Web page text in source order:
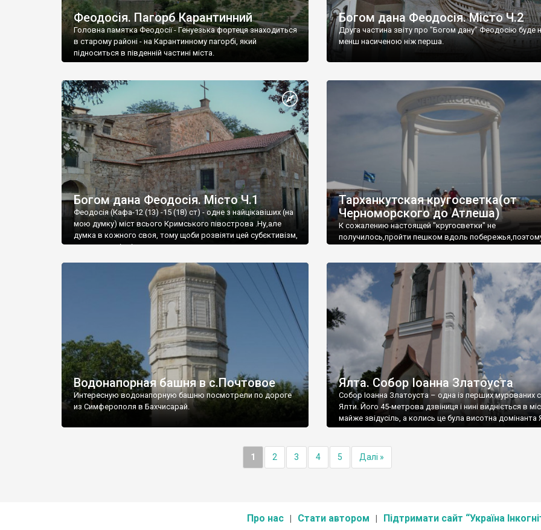
Феодосія. Пагорб Карантинний
Головна памятка Феодосії - Генуезька фортеця знаходиться
в старому районі - на Карантинному пагорбі, який
підноситься в південній частині міста.
Богом дана Феодосія. Місто Ч.2
Друга частина звіту про "Богом дану" Феодосію буде
менш насиченою ніж перша.
Богом дана Феодосія. Місто Ч.1
Феодосія (Кафа-12 (13) -15 (18) ст) - одне з найцікавіших (на
мою думку) міст всього Кримського півострова .Ну,але
думка в кожного своя, тому щоби розвіяти цей субєктивізм,
запрошую відвідати це
Тарханкутская кругосветка(от
Черноморского до Атлеша)
К сожалению настоящей "кругосветки" не
получилось,пройти пешком вдоль
Водонапорная башня в с.Почтовое
Интересную водонапорную башню посмотрели по дороге
из Симферополя в Бахчисарай.
Ялта. Собор Іоанна Златоуста
Собор Іоанна Златоуста – одна із перших мурованих
Ялти. Його 45-метрова дзвіниця і нині видніється в
майже звідусіль, а колись це була висотна домінанта
1 2 3 4 5 Далі »
Про нас Стати автором Підтримати сайт “Україна